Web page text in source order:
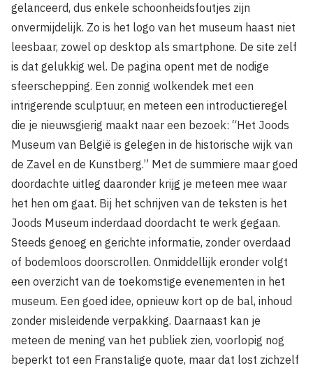
gelanceerd, dus enkele schoonheidsfoutjes zijn
onvermijdelijk. Zo is het logo van het museum haast niet
leesbaar, zowel op desktop als smartphone. De site zelf
is dat gelukkig wel. De pagina opent met de nodige
sfeerschepping. Een zonnig wolkendek met een
intrigerende sculptuur, en meteen een introductieregel
die je nieuwsgierig maakt naar een bezoek: “Het Joods
Museum van België is gelegen in de historische wijk van
de Zavel en de Kunstberg.” Met de summiere maar goed
doordachte uitleg daaronder krijg je meteen mee waar
het hen om gaat. Bij het schrijven van de teksten is het
Joods Museum inderdaad doordacht te werk gegaan.
Steeds genoeg en gerichte informatie, zonder overdaad
of bodemloos doorscrollen. Onmiddellijk eronder volgt
een overzicht van de toekomstige evenementen in het
museum. Een goed idee, opnieuw kort op de bal, inhoud
zonder misleidende verpakking. Daarnaast kan je
meteen de mening van het publiek zien, voorlopig nog
beperkt tot een Franstalige quote, maar dat lost zichzelf